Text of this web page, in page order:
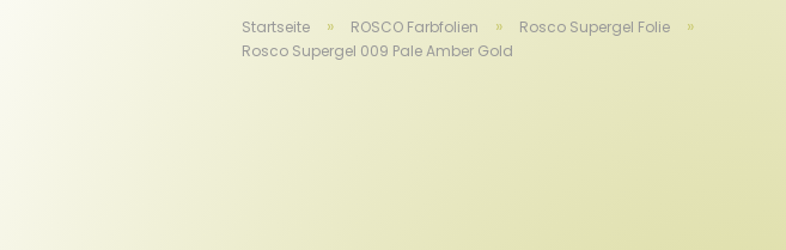
Startseite » ROSCO Farbfolien » Rosco Supergel Folie »
Rosco Supergel 009 Pale Amber Gold